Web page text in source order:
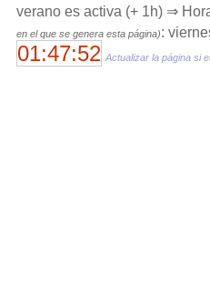
verano es activa (+ 1h) ⇒
en el que se genera esta página):
01:47:52 Actualizar la página si